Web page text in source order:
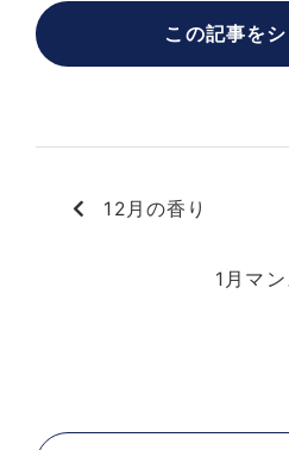
この記事を
12月の香り
1月マ